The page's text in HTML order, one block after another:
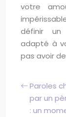
votre
définir un
adapté à
pas avoir
Paroles
par un
: un